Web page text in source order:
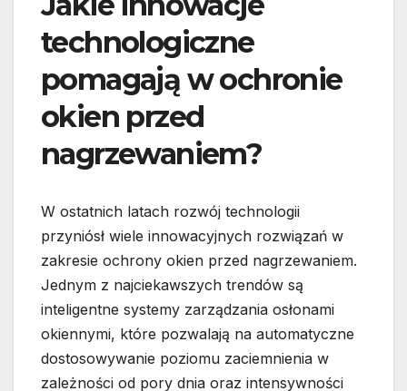
technologiczne
pomagają w ochronie
okien przed
nagrzewaniem?
W ostatnich latach rozwój technologii
przyniósł wiele innowacyjnych rozwiązań w
zakresie ochrony okien przed nagrzewaniem.
Jednym z najciekawszych trendów są
inteligentne systemy zarządzania osłonami
okiennymi, które pozwalają na automatyczne
dostosowywanie poziomu zaciemnienia w
zależności od pory dnia oraz intensywności